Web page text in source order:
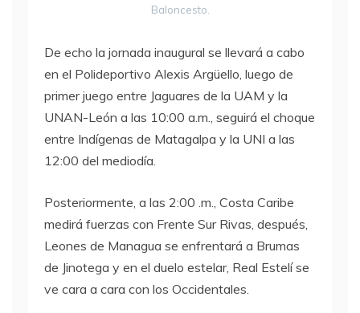
Baloncesto.
De echo la jornada inaugural se llevará a cabo
en el Polideportivo Alexis Argüello, luego de
primer juego entre Jaguares de la UAM y la
UNAN-León a las 10:00 a.m., seguirá el choque
entre Indígenas de Matagalpa y la UNI a las
12:00 del mediodía.
Posteriormente, a las 2:00 .m., Costa Caribe
medirá fuerzas con Frente Sur Rivas, después,
Leones de Managua se enfrentará a Brumas
de Jinotega y en el duelo estelar, Real Estelí se
ve cara a cara con los Occidentales.